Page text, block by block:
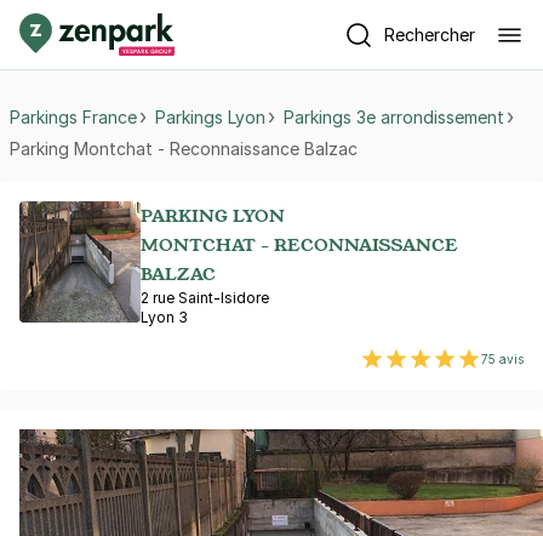
Rechercher
Parkings France Parkings Lyon
Parkings 3e arrondissement
Parking Montchat - Reconnaissance Balzac
PARKING LYON
MONTCHAT - RECONNAISSANCE
BALZAC
2 rue Saint-Isidore
Lyon 3
75 avis